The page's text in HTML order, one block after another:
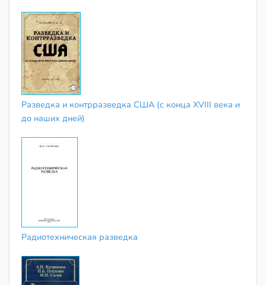
Разведка и контрразведка США (с конца XVIII века и
до наших дней)
Радиотехническая разведка